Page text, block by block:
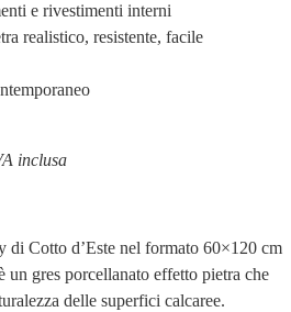
e rivestimenti interni
realistico, resistente, facile
inclusa
di Cotto d’Este nel formato 60×120 cm
un gres porcellanato effetto pietra che
delle superfici calcaree.